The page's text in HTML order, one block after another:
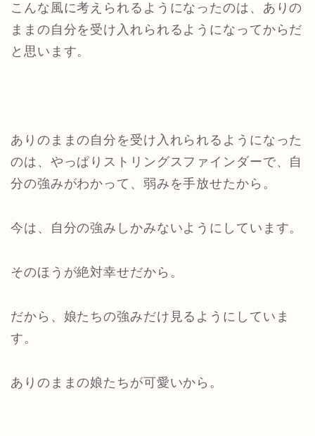
こんな風に考えられるようになったのは、ありの
ままの自分を受け入れられるようになってからだ
と思います。
ありのままの自分を受け入れられるようになった
のは、やっぱりストリングスファインダーで、自
分の強みがわかって、弱みを手放せたから。
今は、自分の強みしかみないようにしています。
そのほうが絶対幸せだから。
だから、娘たちの強みだけ見るようにしていま
す。
ありのままの娘たちが可愛いから。